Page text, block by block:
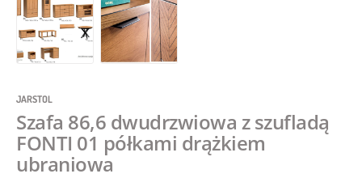
JARSTOL
Szafa 86,6 dwudrzwiowa z szufladą
FONTI 01 półkami drążkiem
ubraniowa